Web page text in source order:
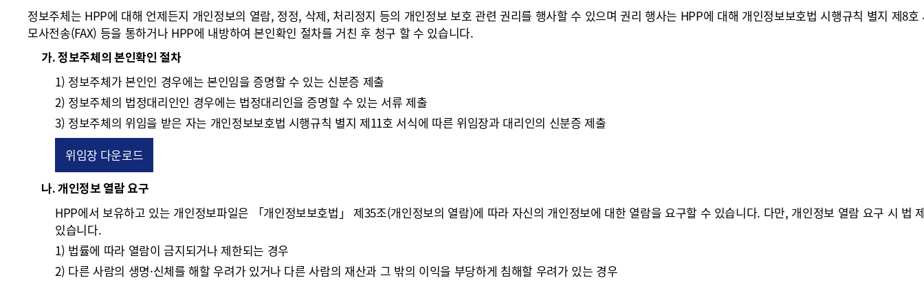
정보주체는 HPP에 대해 언제든지 개인정보의 열람, 정정, 삭제, 처리정지 등의 개인정보 보호 관련 권리를 행사할 수 있으며 권리 행사는 HPP에 대해 개인정보보호법 시행규칙 별지 제8
모사전송(FAX) 등을 통하거나 HPP에 내방하여 본인확인 절차를 거친 후 청구 할 수 있습니다.
가. 정보주체의 본인확인 절차
1) 정보주체가 본인인 경우에는 본인임을 증명할 수 있는 신분증 제출
2) 정보주체의 법정대리인인 경우에는 법정대리인을 증명할 수 있는 서류 제출
3) 정보주체의 위임을 받은 자는 개인정보보호법 시행규칙 별지 제11호 서식에 따른 위임장과 대리인의 신분증 제출
위임장 다운로드
나. 개인정보 열람 요구
HPP에서 보유하고 있는 개인정보파일은 「개인정보보호법」 제35조(개인정보의 열람)에 따라 자신의 개인정보에 대한 열람을 요구할 수 있습니다. 다만, 개인정보 열람 요구 시 법
있습니다.
1) 법률에 따라 열람이 금지되거나 제한되는 경우
2) 다른 사람의 생명·신체를 해할 우려가 있거나 다른 사람의 재산과 그 밖의 이익을 부당하게 침해할 우려가 있는 경우